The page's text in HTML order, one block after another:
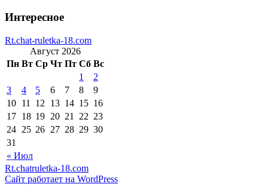
Интересное
Rt.chat-ruletka-18.com
Август 2026
Пн Вт Ср Чт Пт Сб Вс
« Июл
1
2
3
4 5 6 7 8
9
10 11 12 13 14 15 16
17 18 19 20 21 22 23
24 25 26 27 28 29 30
31
Rt.chatruletka-18.com
Сайт работает на WordPress